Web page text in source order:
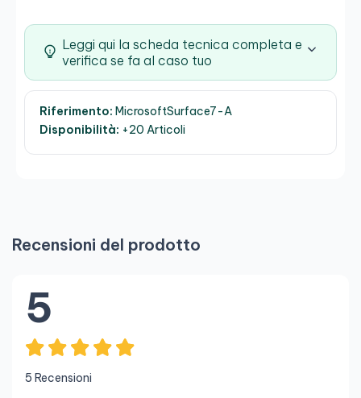
Leggi qui la scheda tecnica completa e
verifica se fa al caso tuo
Riferimento: MicrosoftSurface7-A
Disponibilità: +20 Articoli
Recensioni del prodotto
5
5 Recensioni